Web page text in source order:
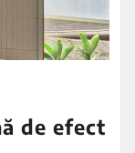
de efect